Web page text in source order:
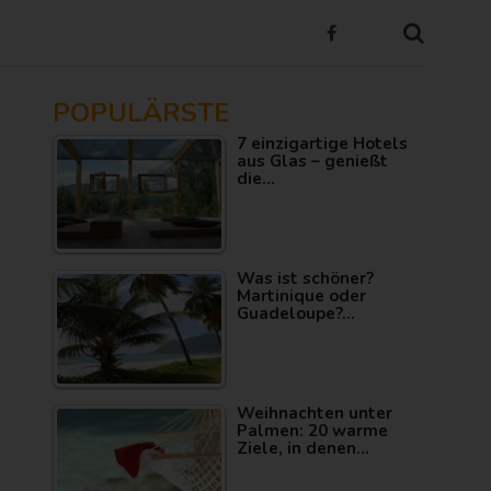
POPULÄRSTE
7 einzigartige Hotels
aus Glas – genießt
die…
Was ist schöner?
Martinique oder
Guadeloupe?…
Weihnachten unter
Palmen: 20 warme
Ziele, in denen…